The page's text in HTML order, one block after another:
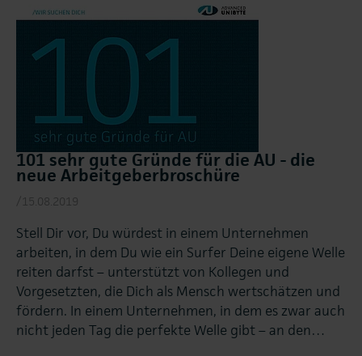
101 sehr gute Gründe für die AU - die
neue Arbeitgeberbroschüre
/15.08.2019
Stell Dir vor, Du würdest in einem Unternehmen
arbeiten, in dem Du wie ein Surfer Deine eigene Welle
reiten darfst – unterstützt von Kollegen und
Vorgesetzten, die Dich als Mensch wertschätzen und
fördern. In einem Unternehmen, in dem es zwar auch
nicht jeden Tag die perfekte Welle gibt – an den…